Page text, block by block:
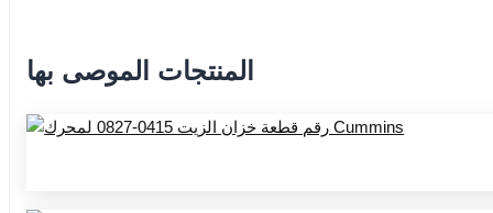
المنتجات الموصى بها